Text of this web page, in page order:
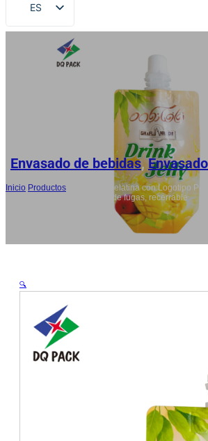
ES
EN
Envasado de bebidas,
Inicio Productos
Bolsas de Gelatina con Logotipo
Grado alimentario a prueba de fugas, recerrable
🔍